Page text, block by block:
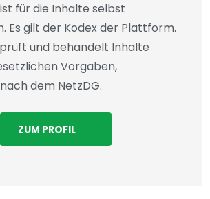
für die Inhalte selbst
Es gilt der Kodex der Plattform.
und behandelt Inhalte
Vorgaben,
dem NetzDG.
ZUM PROFIL